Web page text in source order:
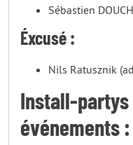
Sébastien
Éxcusé :
Nils Ratusznik
Install-
événements :